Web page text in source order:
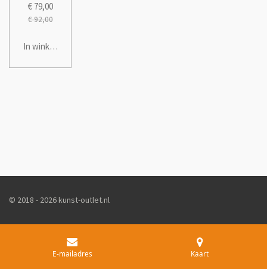
€ 79,00
€ 92,00
In winkelwagen
© 2018 - 2026 kunst-outlet.nl
E-mailadres Kaart